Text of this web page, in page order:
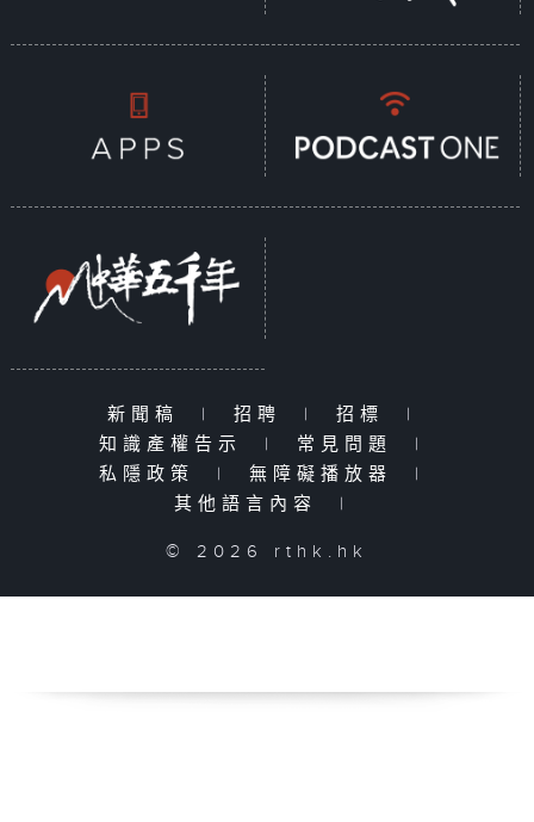
新聞稿 | 招聘 | 招標
|
知識產權告示
| 常見問題
|
私隱政策
| 無障礙播放器
|
其他語言內容
|
© 2026 rthk.hk